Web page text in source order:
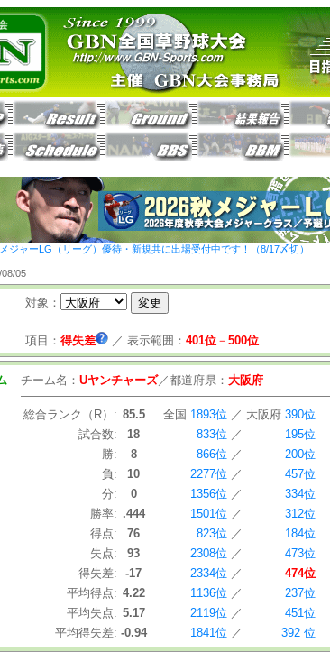
ジャーLG（リーグ）優待・新規共に出場受付中です！（8/17〆切）
05
対象：
項目： 得失差 ／ 表示範囲： 401位－ 500位
チーム名： Uヤンチャーズ／都道府県： 大阪府
総合ランク（R）: 85.5 全国 1893位 ／ 大阪府 390位
試合数:
18 833位 ／
195位
勝:
8 866位 ／
200位
負:
10 2277位 ／
457位
分:
0 1356位 ／
334位
勝率: .444 1501位 ／
312位
得点:
76 823位 ／
184位
失点:
93 2308位 ／
473位
得失差:
-17 2334位 ／
474位
平均得点: 4.22 1136位 ／
237位
平均失点: 5.17 2119位 ／
451位
平均得失差: -0.94 1841位 ／ 392 位